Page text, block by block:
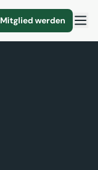
Mitglied werden